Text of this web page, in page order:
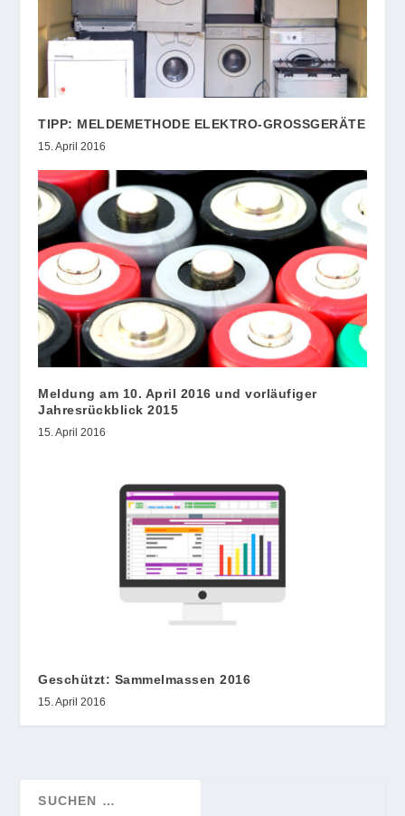
TIPP: MELDEMETHODE ELEKTRO-GROSSGERÄTE
15. April 2016
Meldung am 10. April 2016 und vorläufiger
Jahresrückblick 2015
15. April 2016
Geschützt: Sammelmassen 2016
15. April 2016